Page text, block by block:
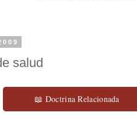
salud
📖 Doctrina Relacionada